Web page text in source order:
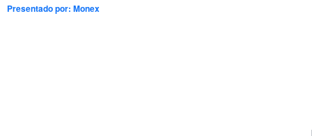
Presentado por:Monex